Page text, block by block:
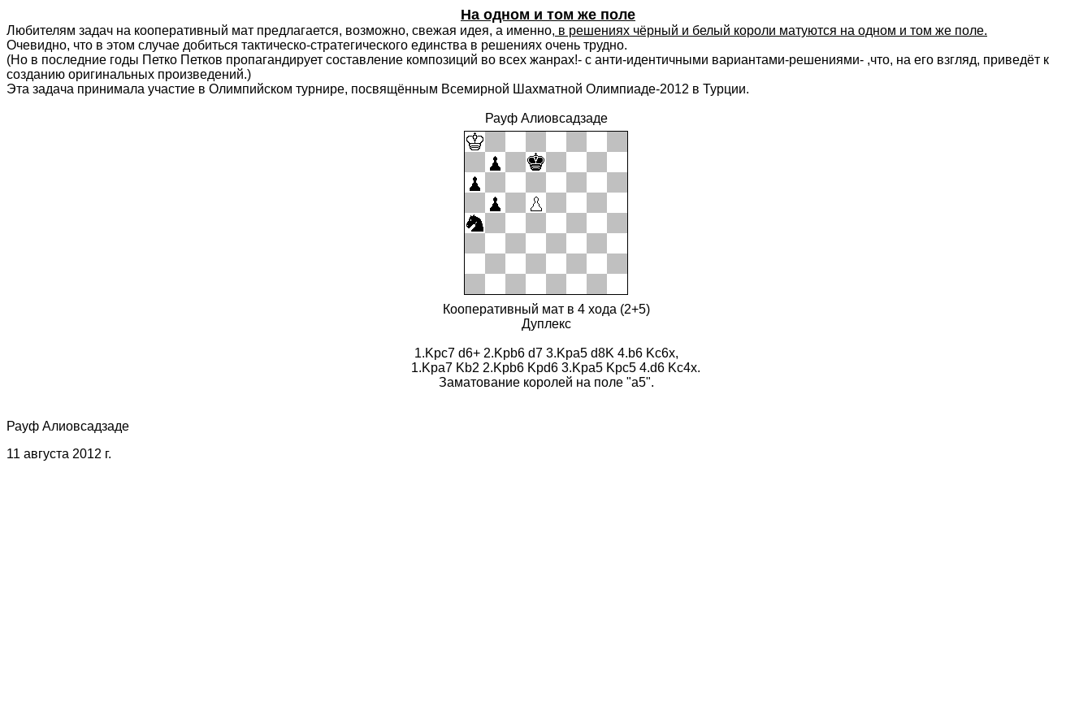
На одном и том же поле
Любителям задач на кооперативный мат предлагается, возможно, свежая идея, а именно, в решениях чёрный и белый короли матуются на одном и том же поле.
Очевидно, что в этом случае добиться тактическо-стратегического единства в решениях очень трудно.
(Но в последние годы Петко Петков пропагандирует составление композиций во всех жанрах!- с анти-идентичными вариантами-решениями- ,что, на его взгляд, приведёт к
созданию оригинальных произведений.)
Эта задача принимала участие в Олимпийском турнире, посвящённым Всемирной Шахматной Олимпиаде-2012 в Турции.
Рауф Алиовсадзаде
Кооперативный мат в 4 хода (2+5)
Дуплекс
1.Kpc7 d6+ 2.Kpb6 d7 3.Kpa5 d8K 4.b6 Kc6x,
1.Kpa7 Kb2 2.Kpb6 Kpd6 3.Kpa5 Kpc5 4.d6 Kc4x.
Заматование королей на поле "а5".
Рауф Алиовсадзаде
11 августа 2012 г.